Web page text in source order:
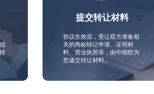
提交转让材料
协议生效后，受让双方准备相
关的商标转让申请、证明材
料、营业执照等，由中细软为
您递交转让材料。